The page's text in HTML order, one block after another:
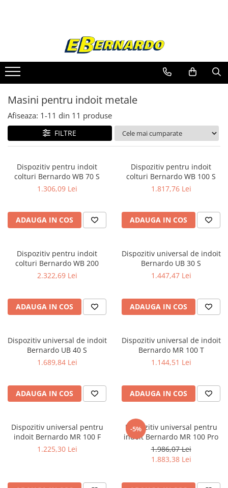
Prelucrare metal
Fierastraie pentru metal
Ferastraie mobile pentru metal
Fierastraie prelucrare metal
Ferastraie orizontale pentru metal
Ferastraie circulare pentru metal
Dispozitive de sudare pentru panze
panglica
doua coloane
Ferastraie metal cu banda si taiere
dubla semiautomate
banda si taiere dubla
Ferastraie verticale
Strunguri CNC
Strunguri cu cutie de viteze
Strunguri de precizie
Strunguri metal cu freza
Strunguri universale cu afisaj
digital
Strunguri universale cu viteza
Masini de gaurit
Masini de gaurit - Vario - cu masa
Masini de gaurit cu angrenaj, masa
si coloana
Masini de gaurit cu coloana
Masini pentru indoit metale
Afiseaza: 1-11 din 11 produse
FILTRE
Dispozitiv pentru indoit
colturi Bernardo WB 70 S
1.306,09 Lei
ADAUGA IN COS
Dispozitiv pentru indoit
colturi Bernardo WB 100 S
1.817,76 Lei
ADAUGA IN COS
Dispozitiv pentru indoit
colturi Bernardo WB 200
2.322,69 Lei
ADAUGA IN COS
Dispozitiv universal de indoit
Bernardo UB 30 S
1.447,47 Lei
ADAUGA IN COS
Dispozitiv universal de indoit
Bernardo UB 40 S
1.689,84 Lei
ADAUGA IN COS
Dispozitiv universal de indoit
Bernardo MR 100 T
1.144,51 Lei
ADAUGA IN COS
Dispozitiv universal pentru
indoit Bernardo MR 100 F
1.225,30 Lei
-5%
Dispozitiv universal pentru
indoit Bernardo MR 100 Pro
1.986,07 Lei
1.883,38 Lei